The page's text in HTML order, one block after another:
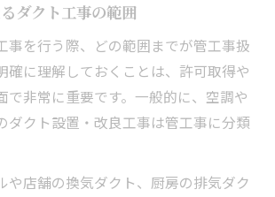
ダクト工事の範囲
事を行う際、どの範囲までが管工事扱
確に理解しておくことは、許可取得や
で非常に重要です。一般的に、空調や
ダクト設置・改良工事は管工事に分類
や店舗の換気ダクト、厨房の排気ダク